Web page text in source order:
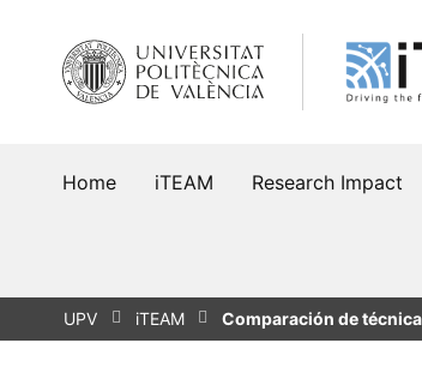
content
Home iTEAM Research Impact
UPV iTEAM Comparación de